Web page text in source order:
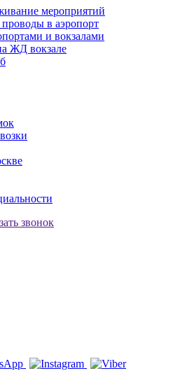
мероприятий
проводы в аэропорт
и вокзалами
ЖД вокзале
звонок